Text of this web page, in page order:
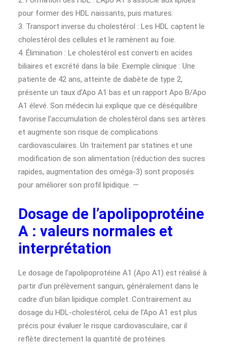
pour former des HDL naissants, puis matures.
3. Transport inverse du cholestérol : Les HDL captent le
cholestérol des cellules et le ramènent au foie.
4. Élimination : Le cholestérol est converti en acides
biliaires et excrété dans la bile. Exemple clinique : Une
patiente de 42 ans, atteinte de diabète de type 2,
présente un taux d’Apo A1 bas et un rapport Apo B/Apo
A1 élevé. Son médecin lui explique que ce déséquilibre
favorise l’accumulation de cholestérol dans ses artères
et augmente son risque de complications
cardiovasculaires. Un traitement par statines et une
modification de son alimentation (réduction des sucres
rapides, augmentation des oméga-3) sont proposés
pour améliorer son profil lipidique. —
Dosage de l’apolipoprotéine
A : valeurs normales et
interprétation
Le dosage de l’apolipoprotéine A1 (Apo A1) est réalisé à
partir d’un prélèvement sanguin, généralement dans le
cadre d’un bilan lipidique complet. Contrairement au
dosage du HDL-cholestérol, celui de l’Apo A1 est plus
précis pour évaluer le risque cardiovasculaire, car il
reflète directement la quantité de protéines